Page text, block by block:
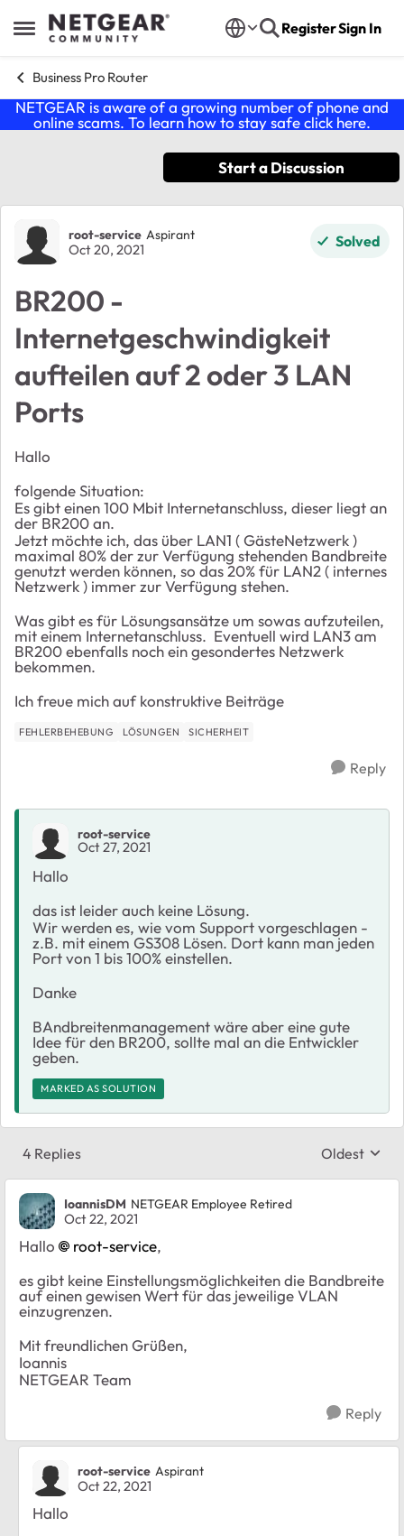
Open Side Menu
Skip to content RegisterSign In
Business Pro Router
NETGEAR is aware of a growing number of phone and
online scams. To learn how to stay safe click here.
Start a Discussion
Forum Discussion
root-service Aspirant
Oct 20, 2021 Solved
BR200 -
Internetgeschwindigkeit
aufteilen auf 2 oder 3 LAN
Ports
Hallo
folgende Situation:
Es gibt einen 100 Mbit Internetanschluss, dieser liegt an
der BR200 an.
Jetzt möchte ich, das über LAN1 ( GästeNetzwerk )
maximal 80% der zur Verfügung stehenden Bandbreite
genutzt werden können, so das 20% für LAN2 ( internes
Netzwerk ) immer zur Verfügung stehen.
Was gibt es für Lösungsansätze um sowas aufzuteilen,
mit einem Internetanschluss. Eventuell wird LAN3 am
BR200 ebenfalls noch ein gesondertes Netzwerk
bekommen.
Ich freue mich auf konstruktive Beiträge
FEHLERBEHEBUNG LÖSUNGEN SICHERHEIT
Reply
root-service
Oct 27, 2021
Hallo
das ist leider auch keine Lösung.
Wir werden es, wie vom Support vorgeschlagen -
z.B. mit einem GS308 Lösen. Dort kann man jeden
Port von 1 bis 100% einstellen.
Danke
BAndbreitenmanagement wäre aber eine gute
Idee für den BR200, sollte mal an die Entwickler
geben.
MARKED AS SOLUTION
4 Replies Replies
Oldest
IoannisDM NETGEAR Employee Retired
Oct 22, 2021
Hallo root-service,
es gibt keine Einstellungsmöglichkeiten die Bandbreite
auf einen gewisen Wert für das jeweilige VLAN
einzugrenzen.
Mit freundlichen Grüßen,
Ioannis
NETGEAR Team
Reply
root-service Aspirant
Oct 22, 2021
Hallo